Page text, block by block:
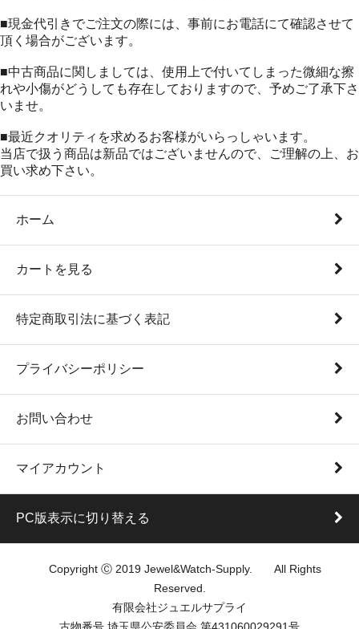
■現金代引きでご注文の際には、事前にお電話にて確認させて
頂く場合がございます。
■中古商品に関しましては、使用上で付いてしまった微細な擦
れや小傷がどうしても存在しておりますので、予めご了承下さ
いませ。
■最近クオリティを求めるお客様がいらっしゃいます。
当店で扱う商品は新品ではございませんので、ご理解の上、お
買い求め下さい。
ホーム
カートを見る
特定商取引法に基づく表記
プライバシーポリシー
お問い合わせ
マイアカウント
PC版表示に切り替える
Copyright Ⓒ 2019 Jewel&Watch-Supply. All Rights
Reserved.
有限会社ジュエルサプライ